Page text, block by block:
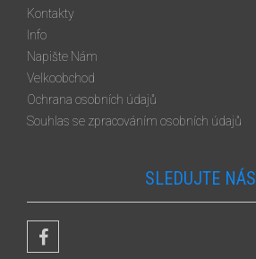
Kontakty
Info
Napište Nám
Velkoobchod
Ochrana osobních údajů
Souhlas se zpracováním osobních údajů
SLEDUJTE NÁS